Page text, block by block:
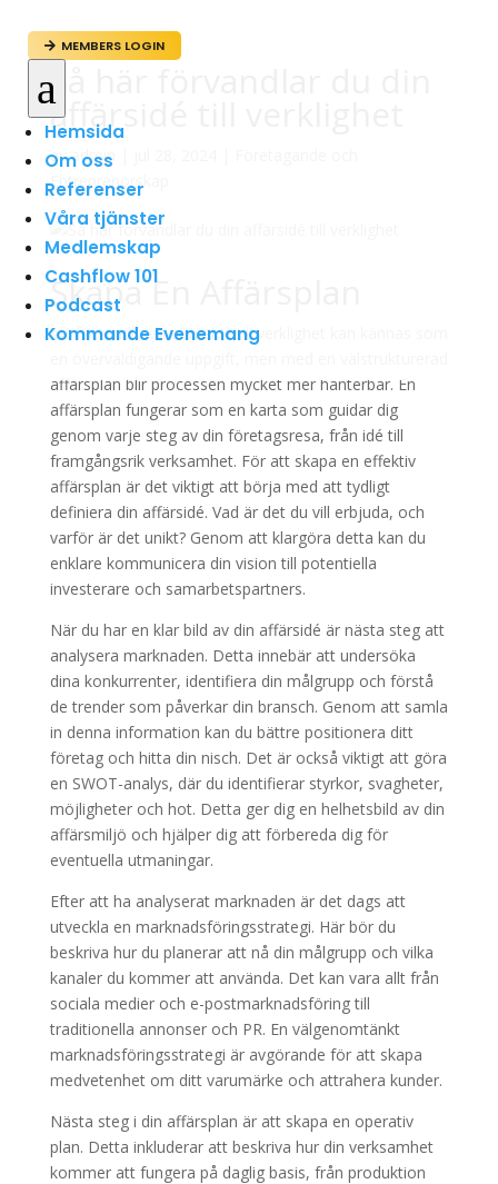
 MEMBERS LOGIN
a
Hemsida
Om oss
Referenser
Våra tjänster
Medlemskap
Cashflow 101
Podcast
Kommande Evenemang
Så här förvandlar du din
affärsidé till verklighet
avadmin
Entreprenörskap
Skapa En Affärsplan
Att förvandla en affärsidé till verklighet kan kännas som
affärsplan blir processen mycket mer hanterbar. En
affärsplan fungerar som en karta som guidar dig
genom varje steg av din företagsresa, från idé till
framgångsrik verksamhet. För att skapa en effektiv
affärsplan är det viktigt att börja med att tydligt
definiera din affärsidé. Vad är det du vill erbjuda, och
varför är det unikt? Genom att klargöra detta kan du
enklare kommunicera din vision till potentiella
investerare och samarbetspartners.
När du har en klar bild av din affärsidé är nästa steg att
analysera marknaden. Detta innebär att undersöka
dina konkurrenter, identifiera din målgrupp och förstå
de trender som påverkar din bransch. Genom att samla
in denna information kan du bättre positionera ditt
företag och hitta din nisch. Det är också viktigt att göra
en SWOT-analys, där du identifierar styrkor, svagheter,
möjligheter och hot. Detta ger dig en helhetsbild av din
affärsmiljö och hjälper dig att förbereda dig för
eventuella utmaningar.
Efter att ha analyserat marknaden är det dags att
utveckla en marknadsföringsstrategi. Här bör du
beskriva hur du planerar att nå din målgrupp och vilka
kanaler du kommer att använda. Det kan vara allt från
sociala medier och e-postmarknadsföring till
traditionella annonser och PR. En välgenomtänkt
marknadsföringsstrategi är avgörande för att skapa
medvetenhet om ditt varumärke och attrahera kunder.
Nästa steg i din affärsplan är att skapa en operativ
plan. Detta inkluderar att beskriva hur din verksamhet
kommer att fungera på daglig basis, från produktion